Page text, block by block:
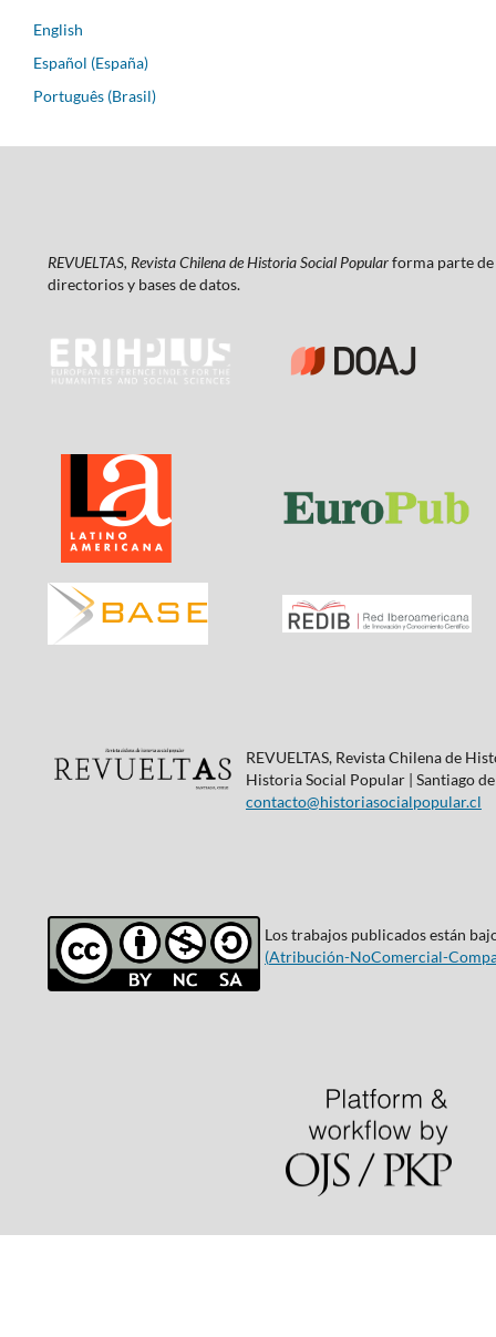
English
Español (España)
Português (Brasil)
REVUELTAS, Revista Chilena de Historia Social Popularforma parte de
directorios y bases de datos.
REVUELTAS, Revista Chilena de
Historia Social Popular | Santiago
contacto@historiasocialpopular.cl
Los trabajos publicados están
(Atribución-NoComercial-